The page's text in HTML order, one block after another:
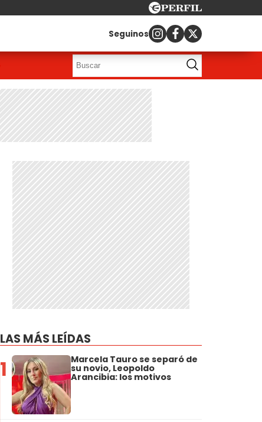
Seguinos
LAS MÁS LEÍDAS
1 Marcela Tauro se separó de
su novio, Leopoldo
Arancibia: los motivos